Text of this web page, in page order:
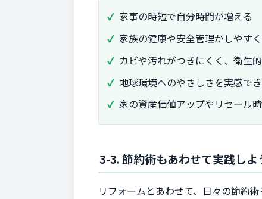
家事の時短で自分時間が増える
家族の健康や安全管理がしやす
カビや汚れがつきにくく、衛生
地球環境へのやさしさを実感で
家の資産価値アップやリセール
3-3. 節約術もあわせて実践しよ
リフォームとあわせて、日々の節約